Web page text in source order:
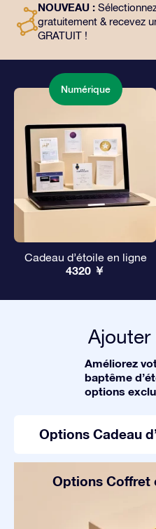
façon magique d’offrir un
à vos
NOUVEAU :
gratuitement & recevez
GRATUIT !
Numérique
Cadeau d’étoile en ligne
4320 ￥
Améliorez
baptême
options
Options Cadeau
Options Coffret